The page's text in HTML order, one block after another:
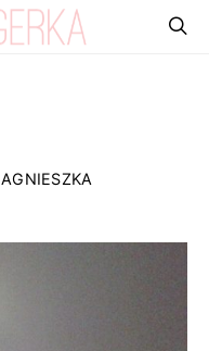
AGNIESZKA